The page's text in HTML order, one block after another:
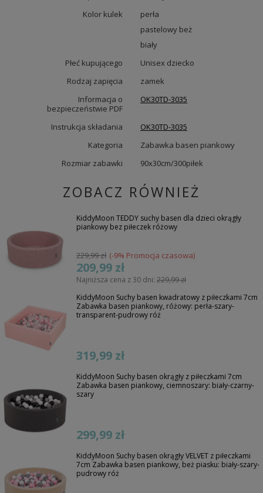
Kolor kulek
perła
pastelowy beż
biały
Płeć kupującego
Unisex dziecko
Rodzaj zapięcia
zamek
Informacja o
bezpieczeństwie PDF
OK30TD-3035
Instrukcja składania
OK30TD-3035
Kategoria
Zabawka basen piankowy
Rozmiar zabawki
90x30cm/300piłek
ZOBACZ RÓWNIEŻ
KiddyMoon TEDDY suchy basen dla dzieci okrągły
piankowy bez piłeczek różowy
229,99 zł (-9% Promocja czasowa)
209,99 zł
Najniższa cena z 30 dni: 229,99 zł
KiddyMoon Suchy basen kwadratowy z piłeczkami 7cm
Zabawka basen piankowy, różowy: perła-szary-
transparent-pudrowy róż
319,99 zł
KiddyMoon Suchy basen okrągły z piłeczkami 7cm
Zabawka basen piankowy, ciemnoszary: biały-czarny-
szary
299,99 zł
KiddyMoon Suchy basen okrągły VELVET z piłeczkami
7cm Zabawka basen piankowy, beż piasku: biały-szary-
pudrowy róż